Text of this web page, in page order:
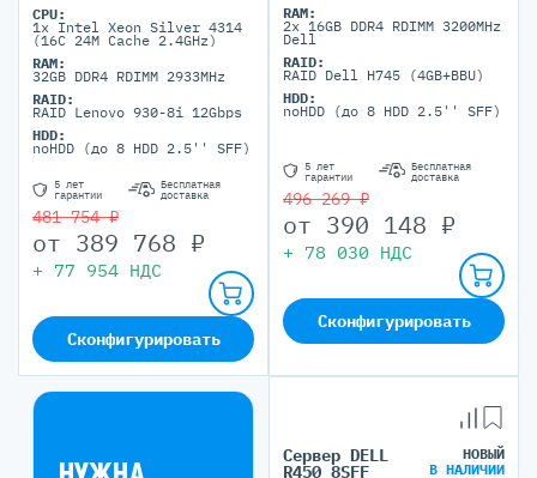
CPU:
1x Intel Xeon Silver 4314
(16C 24M Cache 2.4GHz)
RAM:
32GB DDR4 RDIMM 2933MHz
RAID:
RAID Lenovo 930-8i 12Gbps
HDD:
noHDD (до 8 HDD 2.5'' SFF)
5 лет
гарантии
Бесплатная
доставка
481 754 ₽
от 389 768 ₽
+ 77 954 НДС
Сконфигурировать
RAM:
2x 16GB DDR4 RDIMM 3200MHz
Dell
RAID:
RAID Dell H745 (4GB+BBU)
HDD:
noHDD (до 8 HDD 2.5'' SFF)
5 лет
гарантии
Бесплатная
доставка
496 269 ₽
от 390 148 ₽
+ 78 030 НДС
Сконфигурировать
Сервер DELL
R450 8SFF
НОВЫЙ
В НАЛИЧИИ